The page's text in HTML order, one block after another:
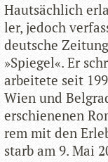
Haut­säch­lich
ler, jedoch
deut­sche
»Spie­gel«. Er
arbei­tete seit
Wien und
erschie­ne­nen
rem mit den
starb am 9. Mai